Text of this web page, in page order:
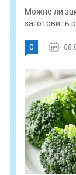
Можно ли
заготовить
0